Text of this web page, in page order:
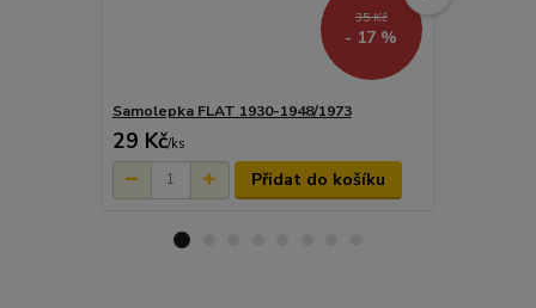
35 Kč
- 17 %
Samolepka FLAT 1930-1948/1973
29 Kč/ks
Přidat do košíku